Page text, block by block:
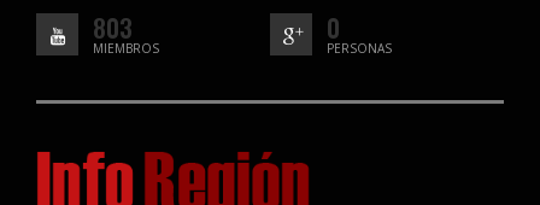
803
MIEMBROS
0
PERSONAS